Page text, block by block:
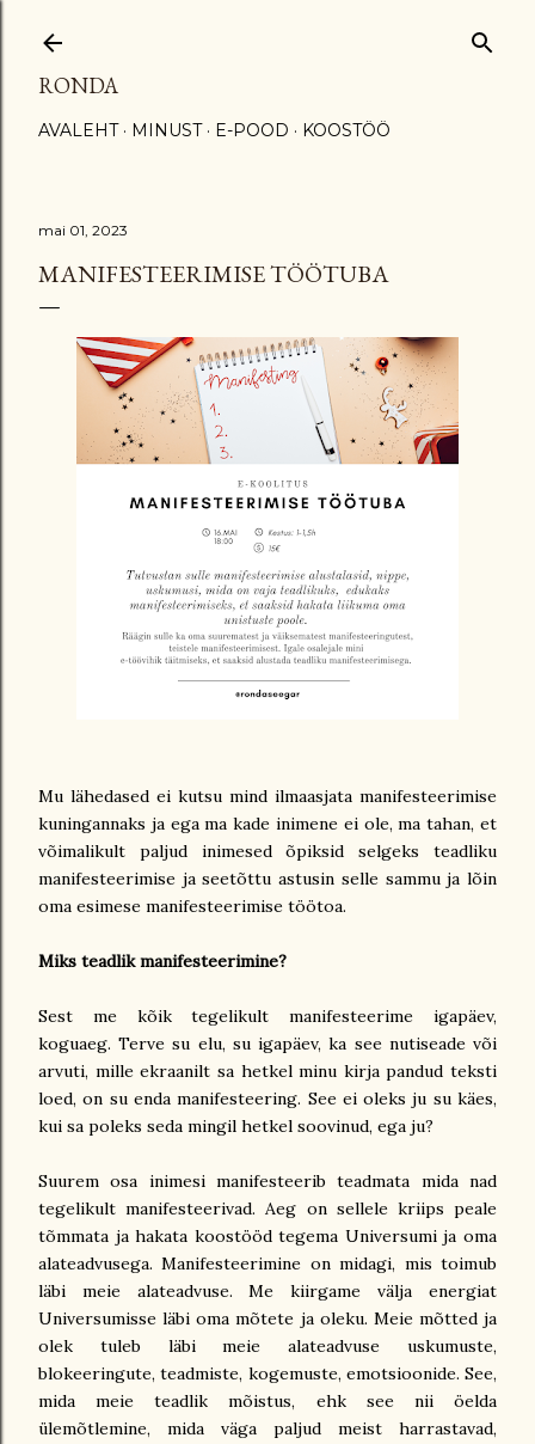
RONDA
AVALEHT MINUST E-POOD KOOSTÖÖ
mai 01, 2023
MANIFESTEERIMISE TÖÖTUBA
Mu lähedased ei kutsu mind ilmaasjata manifesteerimise
kuningannaks ja ega ma kade inimene ei ole, ma tahan, et
võimalikult paljud inimesed õpiksid selgeks teadliku
manifesteerimise ja seetõttu astusin selle sammu ja lõin
oma esimese manifesteerimise töötoa.
Miks teadlik manifesteerimine?
Sest me kõik tegelikult manifesteerime igapäev,
koguaeg. Terve su elu, su igapäev, ka see nutiseade või
arvuti, mille ekraanilt sa hetkel minu kirja pandud teksti
loed, on su enda manifesteering. See ei oleks ju su käes,
kui sa poleks seda mingil hetkel soovinud, ega ju?
Suurem osa inimesi manifesteerib teadmata mida nad
tegelikult manifesteerivad. Aeg on sellele kriips peale
tõmmata ja hakata koostööd tegema Universumi ja oma
alateadvusega. Manifesteerimine on midagi, mis toimub
läbi meie alateadvuse. Me kiirgame välja energiat
Universumisse läbi oma mõtete ja oleku. Meie mõtted ja
olek tuleb läbi meie alateadvuse uskumuste,
blokeeringute, teadmiste, kogemuste, emotsioonide. See,
mida meie teadlik mõistus, ehk see nii öelda
ülemõtlemine, mida väga paljud meist harrastavad,